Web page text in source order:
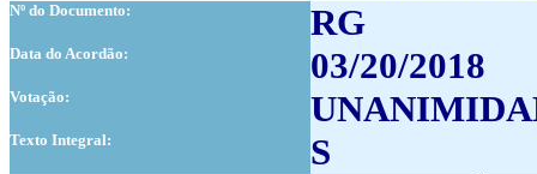
Nº do Documento: RG
Data do Acordão: 03/20/2018
Votação:
Texto Integral: S